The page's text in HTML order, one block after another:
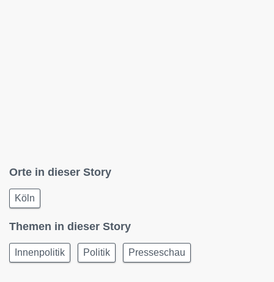
Orte in dieser Story
Köln
Themen in dieser Story
Innenpolitik Politik Presseschau